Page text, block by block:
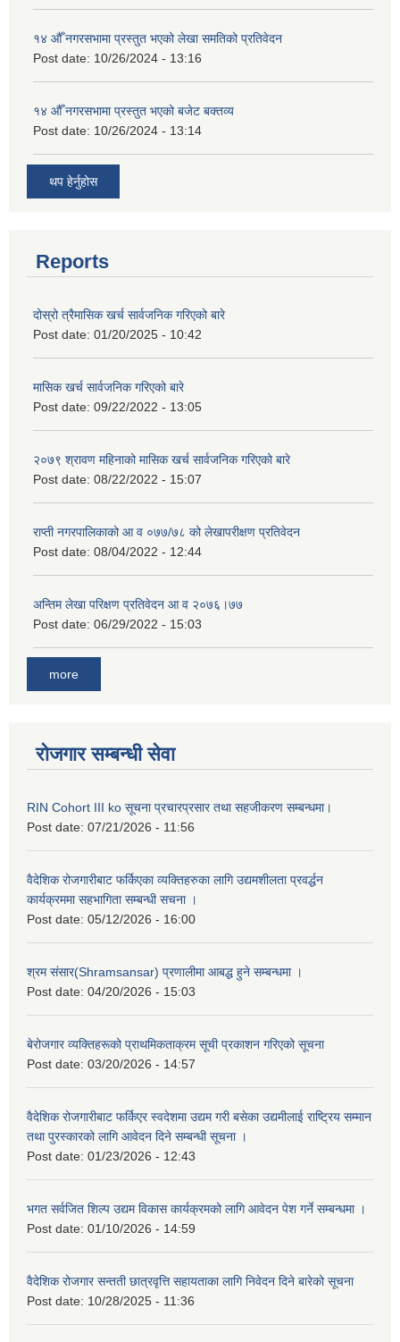
१४ औँ नगरसभामा प्रस्तुत भएको लेखा समतिको प्रतिवेदन
Post date: 10/26/2024 - 13:16
१४ औँ नगरसभामा प्रस्तुत भएको बजेट बक्तव्य
Post date: 10/26/2024 - 13:14
थप हेर्नुहोस
Reports
दोस्रो त्रैमासिक खर्च सार्वजनिक गरिएको बारे
Post date: 01/20/2025 - 10:42
मासिक खर्च सार्वजनिक गरिएको बारे
Post date: 09/22/2022 - 13:05
२०७९ श्रावण महिनाको मासिक खर्च सार्वजनिक गरिएको बारे
Post date: 08/22/2022 - 15:07
राप्ती नगरपालिकाको आ व ०७७/७८ को लेखापरीक्षण प्रतिवेदन
Post date: 08/04/2022 - 12:44
अन्तिम लेखा परिक्षण प्रतिवेदन आ व २०७६।७७
Post date: 06/29/2022 - 15:03
more
रोजगार सम्बन्धी सेवा
RIN Cohort III ko सूचना प्रचारप्रसार तथा सहजीकरण सम्बन्धमा।
Post date: 07/21/2026 - 11:56
वैदेशिक रोजगारीबाट फर्किएका व्यक्तिहरुका लागि उद्यमशीलता प्रवर्द्धन
कार्यक्रममा सहभागिता सम्बन्धी सचना ।
Post date: 05/12/2026 - 16:00
श्रम संसार(Shramsansar) प्रणालीमा आबद्ध हुने सम्बन्धमा ।
Post date: 04/20/2026 - 15:03
बेरोजगार व्यक्तिहरूको प्राथमिकताक्रम सूची प्रकाशन गरिएको सूचना
Post date: 03/20/2026 - 14:57
वैदेशिक रोजगारीबाट फर्किएर स्वदेशमा उद्यम गरी बसेका उद्यमीलाई राष्ट्रिय सम्मान
तथा पुरस्कारको लागि आवेदन दिने सम्बन्धी सूचना ।
Post date: 01/23/2026 - 12:43
भगत सर्वजित शिल्प उद्यम विकास कार्यक्रमको लागि आवेदन पेश गर्ने सम्बन्धमा ।
Post date: 01/10/2026 - 14:59
वैदेशिक रोजगार सन्तती छात्रवृत्ति सहायताका लागि निवेदन दिने बारेको सूचना
Post date: 10/28/2025 - 11:36